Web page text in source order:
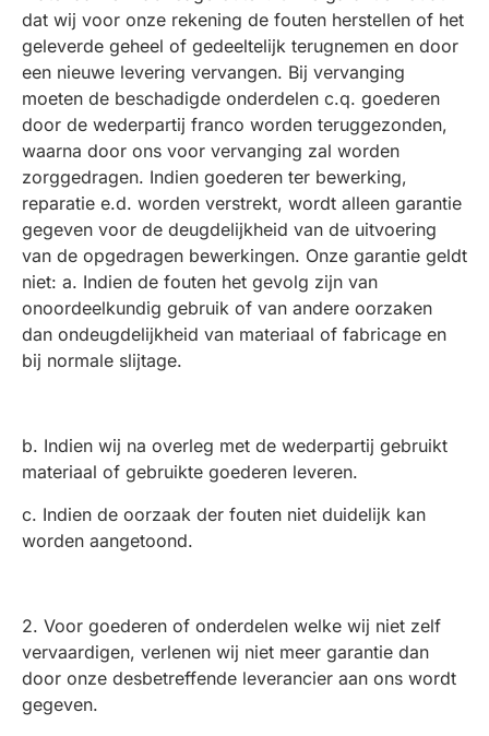
dat wij voor onze rekening de fouten herstellen of het
geleverde geheel of gedeeltelijk terugnemen en door
een nieuwe levering vervangen. Bij vervanging
moeten de beschadigde onderdelen c.q. goederen
door de wederpartij franco worden teruggezonden,
waarna door ons voor vervanging zal worden
zorggedragen. Indien goederen ter bewerking,
reparatie e.d. worden verstrekt, wordt alleen garantie
gegeven voor de deugdelijkheid van de uitvoering
van de opgedragen bewerkingen. Onze garantie geldt
niet: a. Indien de fouten het gevolg zijn van
onoordeelkundig gebruik of van andere oorzaken
dan ondeugdelijkheid van materiaal of fabricage en
bij normale slijtage.
b. Indien wij na overleg met de wederpartij gebruikt
materiaal of gebruikte goederen leveren.
c. Indien de oorzaak der fouten niet duidelijk kan
worden aangetoond.
2. Voor goederen of onderdelen welke wij niet zelf
vervaardigen, verlenen wij niet meer garantie dan
door onze desbetreffende leverancier aan ons wordt
gegeven.